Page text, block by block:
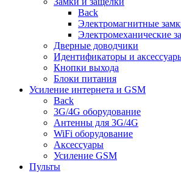
Back
Электромагнитные
Электромеханические
Дверные доводчики
Идентификаторы и
Кнопки выхода
Блоки питания
Усиление интернета и GSM
Back
3G/4G оборудование
Антенны для 3G/4G
WiFi оборудование
Аксессуары
Усиление GSM
Пульты